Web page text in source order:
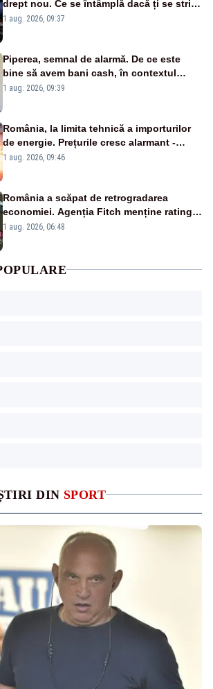
DIN SPORT
drept nou. Ce se întâmplă dacă ți se strică
un produs
1 aug. 2026, 09:37
Piperea, semnal de alarmă. De ce este
bine să avem bani cash, în contextul
alertei energetice?
1 aug. 2026, 09:39
România, la limita tehnică a importurilor
de energie. Prețurile cresc alarmant -
Analiză Realitatea Plus
1 aug. 2026, 09:46
România a scăpat de retrogradarea
economiei. Agenția Fitch menține ratingul
„BBB-” cu perspectivă negativă
1 aug. 2026, 06:48